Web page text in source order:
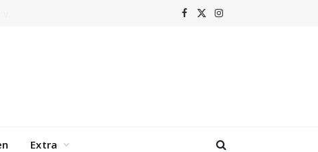
Facebook
X
Instagram
Extra